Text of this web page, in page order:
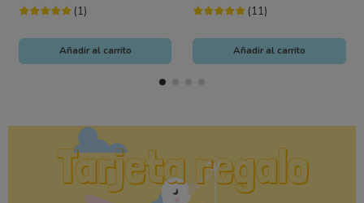
(1)
Añadir al carrito
(11)
Añadir al carrito